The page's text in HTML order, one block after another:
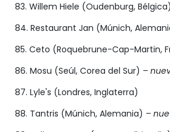
83. Willem Hiele (Oudenburg, Bélgica)
84. Restaurant Jan (Múnich,
85. Ceto (Roquebrune-Cap-Martin,
86. Mosu (Seúl, Corea del Sur) –
87. Lyle's (Londres, Inglaterra)
88. Tantris (Múnich, Alemania) –